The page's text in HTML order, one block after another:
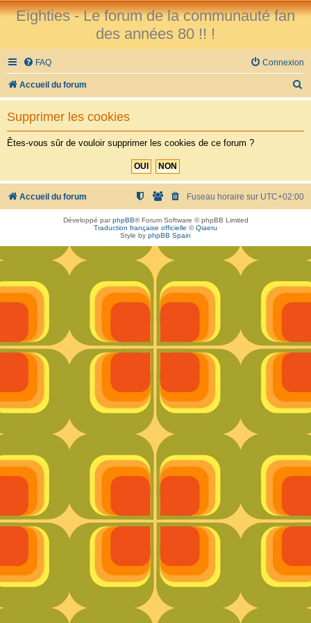
Eighties - Le forum de la communauté fan
des années 80 !! !
FAQ Connexion
Accueil du forum
e
h
r
Supprimer les cookies
Êtes-vous sûr de vouloir supprimer les cookies de ce forum ?
Accueil du forum Fuseau horaire sur UTC+02:00
Développé parphpBB® Forum Software © phpBB Limited
Traduction française officielle ©Qiaeru
Style by phpBB Spain